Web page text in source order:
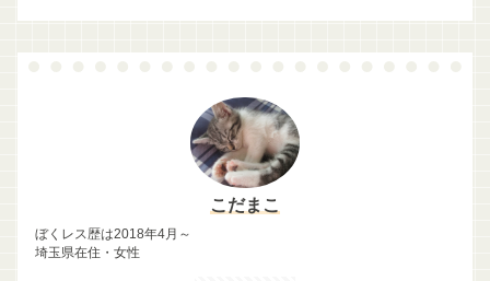
こだまこ
ぼくレス歴は2018年4月～
埼玉県在住・女性